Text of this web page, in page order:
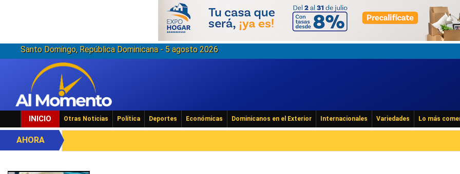
Santo Domingo, República Dominicana - 5 agosto 2026
INICIO Otras Noticias Política Deportes Económicas Dominicanos en el Exterior Internacionales Variedades Lo más
AHORA